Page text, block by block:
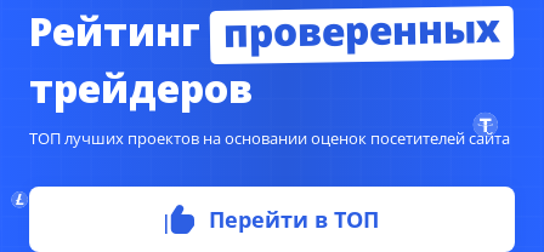
© Copyright 2024TORFOREX.COM
Рейтинг проверенных
трейдеров
ТОП лучших проектов на основании оценок посетителей сайта
Перейти в ТОП